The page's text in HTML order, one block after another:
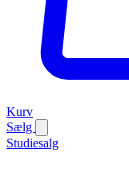
Kurv
Sælg
Studiesalg